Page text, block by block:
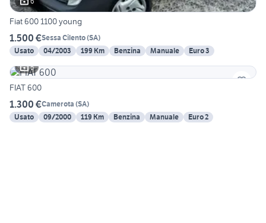
Fiat 600 1100 young
1.500 €Sessa Cilento(SA)
Usato
04/2003 199 Km Benzina Manuale
Euro 3
5
FIAT 600
1.300 €Camerota (SA)
Usato
09/2000 119 Km Benzina Manuale Euro 2